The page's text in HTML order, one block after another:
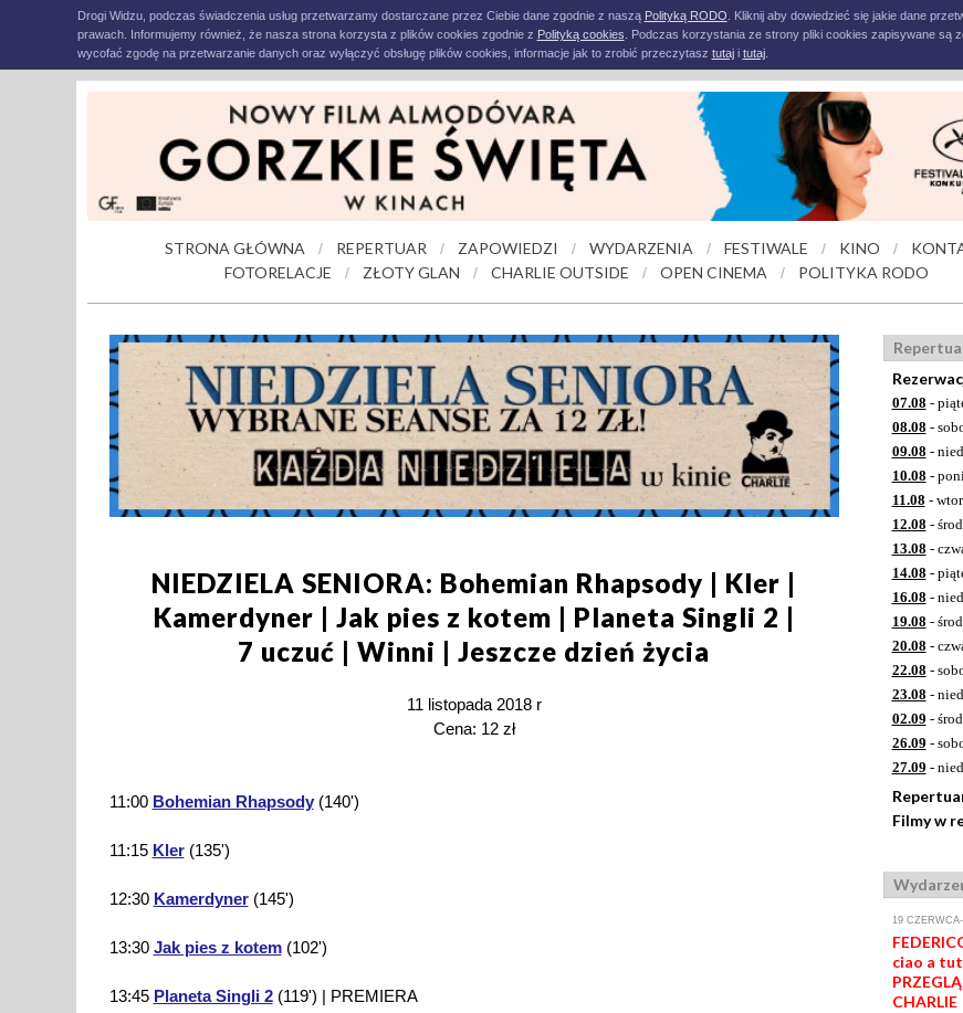
Drogi Widzu, podczas świadczenia usług przetwarzamy dostarczane przez Ciebie dane zgodnie z naszą Polityką RODO . Kliknij aby dowiedzieć się jakie dane
prawach. Informujemy również, że nasza strona korzysta z plików cookies zgodnie z Polityką cookies . Podczas korzystania ze strony pliki cookies zapisywane są
wycofać zgodę na przetwarzanie danych oraz wyłączyć obsługę plików cookies, informacje jak to zrobić przeczytasz tutaji tutaj.
STRONA GŁÓWNA / REPERTUAR / ZAPOWIEDZI / WYDARZENIA / FESTIWALE / KINO /
FOTORELACJE
/ ZŁOTY GLAN / CHARLIE OUTSIDE / OPEN CINEMA / POLITYKA RODO
NIEDZIELA SENIORA: Bohemian Rhapsody | Kler |
Kamerdyner | Jak pies z kotem | Planeta Singli 2 |
7 uczuć | Winni | Jeszcze dzień życia
11 listopada 2018 r
Cena: 12 zł
11:00 Bohemian Rhapsody(140')
11:15 Kler(135')
12:30 Kamerdyner(145')
13:30 Jak pies z kotem(102')
13:45 Planeta Singli 2(119') | PREMIERA
07.08 -
08.08 -
09.08 -
10.08 -
11.08 -
12.08 -
13.08 -
14.08 -
16.08 -
19.08 -
20.08 -
22.08 -
23.08 -
02.09 -
26.09 -
27.09 -
Filmy w
19
ciao a
CHARLIE